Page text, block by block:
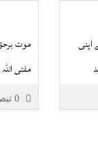
موت
مفتی